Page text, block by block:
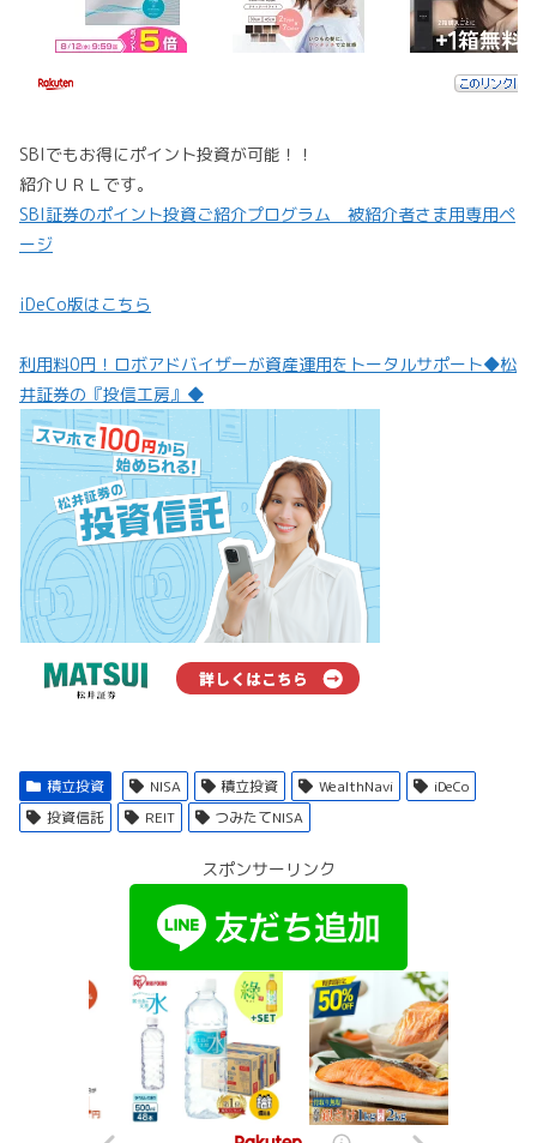
SBIでもお得にポイント投資が可能！！
紹介ＵＲＬです。
SBI証券のポイント投資ご紹介プログラム 被紹介者さま用専用ペ
ージ
iDeCo版はこちら
利用料0円！ロボアドバイザーが資産運用をトータルサポート◆松
井証券の『投信工房』◆
積立投資 NISA 積立投資 WealthNavi
iDeCo
投資信託
REIT つみたてNISA
スポンサーリンク